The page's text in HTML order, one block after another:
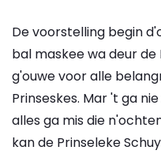
De voorstelling begin
bal maskee wa deur de
g'ouwe voor alle
Prinseskes. Mar 't ga
alles ga mis die
kan de Prinseleke